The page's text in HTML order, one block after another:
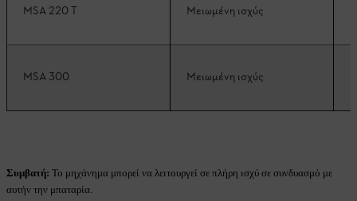
MSA 220 T Μειωμένη ισχύς
MSA 300 Μειωμένη ισχύς
Συμβατή: Το μηχάνημα μπορεί να λειτουργεί σε πλήρη ισχύ σε συνδυασμό με
αυτήν την μπαταρία.